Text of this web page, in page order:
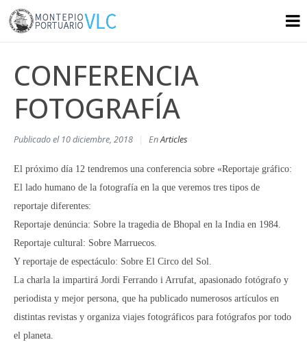
CONFERENCIA
FOTOGRAFÍA
Publicado el 10 diciembre, 2018 EnArticles
El próximo día 12 tendremos una conferencia sobre «Reportaje gráfico:
El lado humano de la fotografía en la que veremos tres tipos de
reportaje diferentes:
Reportaje denúncia: Sobre la tragedia de Bhopal en la India en 1984.
Reportaje cultural: Sobre Marruecos.
Y reportaje de espectáculo: Sobre El Circo del Sol.
La charla la impartirá Jordi Ferrando i Arrufat, apasionado fotógrafo y
periodista y mejor persona, que ha publicado numerosos artículos en
distintas revistas y organiza viajes fotográficos para fotógrafos por todo
el planeta.